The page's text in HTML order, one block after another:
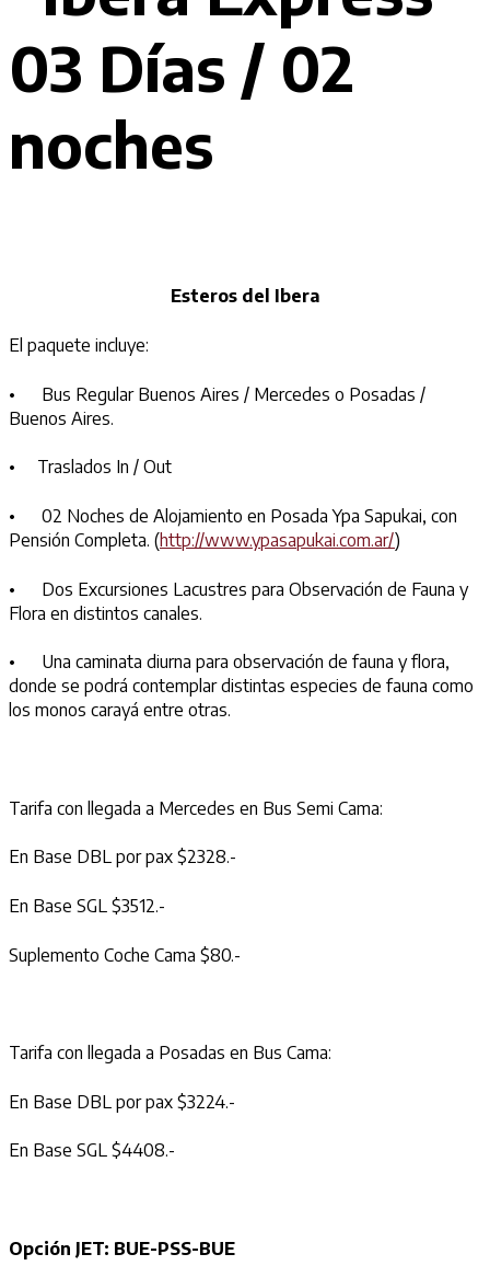
03 Días / 02
noches
Esteros del Ibera
El paquete incluye:
• Bus Regular Buenos Aires / Mercedes o Posadas /
Buenos Aires.
• Traslados In / Out
• 02 Noches de Alojamiento en Posada Ypa Sapukai, con
Pensión Completa. (http://www.ypasapukai.com.ar/)
• Dos Excursiones Lacustres para Observación de Fauna y
Flora en distintos canales.
• Una caminata diurna para observación de fauna y flora,
donde se podrá contemplar distintas especies de fauna como
los monos carayá entre otras.
Tarifa con llegada a Mercedes en Bus Semi Cama:
En Base DBL por pax $2328.-
En Base SGL $3512.-
Suplemento Coche Cama $80.-
Tarifa con llegada a Posadas en Bus Cama:
En Base DBL por pax $3224.-
En Base SGL $4408.-
Opción JET: BUE-PSS-BUE